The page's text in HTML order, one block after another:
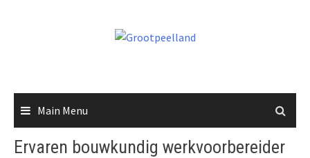
Main Menu
Ervaren bouwkundig werkvoorbereider